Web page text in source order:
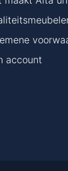
account